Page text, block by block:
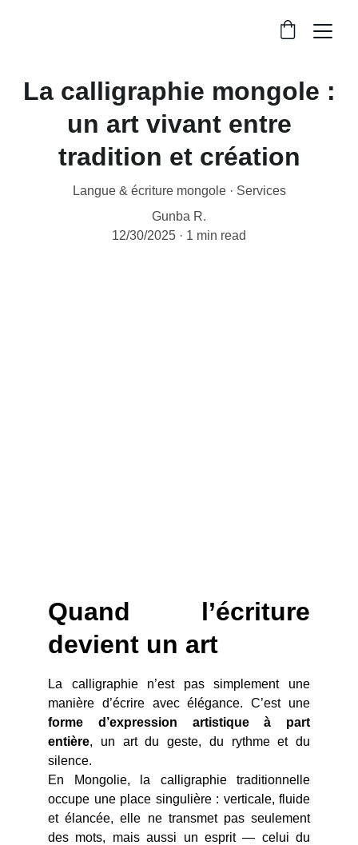
La calligraphie mongole :
un art vivant entre
tradition et création
Langue & écriture mongole · Services
Gunba R.
12/30/2025
1 min read
Quand l’écriture
devient un art
La calligraphie n’est pas simplement une
manière d’écrire avec élégance. C’est une
forme d’expression artistique à part
entière, un art du geste, du rythme et du
silence.
En Mongolie, la calligraphie traditionnelle
occupe une place singulière : verticale, fluide
et élancée, elle ne transmet pas seulement
des mots, mais aussi un esprit — celui du